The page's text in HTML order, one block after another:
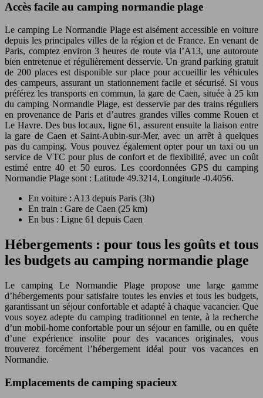
Accès facile au camping normandie plage
Le camping Le Normandie Plage est aisément accessible en voiture
depuis les principales villes de la région et de France. En venant de
Paris, comptez environ 3 heures de route via l’A13, une autoroute
bien entretenue et régulièrement desservie. Un grand parking gratuit
de 200 places est disponible sur place pour accueillir les véhicules
des campeurs, assurant un stationnement facile et sécurisé. Si vous
préférez les transports en commun, la gare de Caen, située à 25 km
du camping Normandie Plage, est desservie par des trains réguliers
en provenance de Paris et d’autres grandes villes comme Rouen et
Le Havre. Des bus locaux, ligne 61, assurent ensuite la liaison entre
la gare de Caen et Saint-Aubin-sur-Mer, avec un arrêt à quelques
pas du camping. Vous pouvez également opter pour un taxi ou un
service de VTC pour plus de confort et de flexibilité, avec un coût
estimé entre 40 et 50 euros. Les coordonnées GPS du camping
Normandie Plage sont : Latitude 49.3214, Longitude -0.4056.
En voiture : A13 depuis Paris (3h)
En train : Gare de Caen (25 km)
En bus : Ligne 61 depuis Caen
Hébergements : pour tous les goûts et tous
les budgets au camping normandie plage
Le camping Le Normandie Plage propose une large gamme
d’hébergements pour satisfaire toutes les envies et tous les budgets,
garantissant un séjour confortable et adapté à chaque vacancier. Que
vous soyez adepte du camping traditionnel en tente, à la recherche
d’un mobil-home confortable pour un séjour en famille, ou en quête
d’une expérience insolite pour des vacances originales, vous
trouverez forcément l’hébergement idéal pour vos vacances en
Normandie.
Emplacements de camping spacieux